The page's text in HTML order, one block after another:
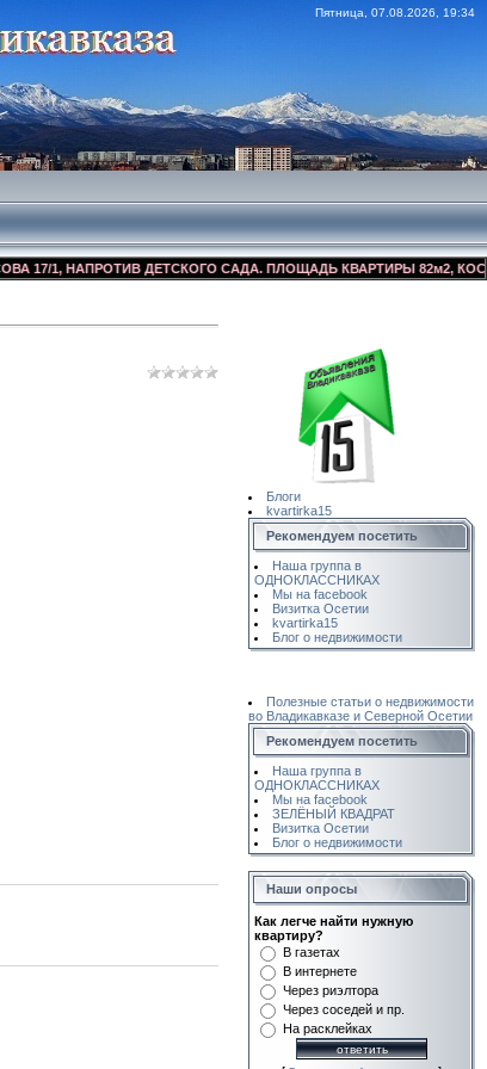
Пятница, 07.08.2026, 19:34
НАПРОТИВ ДЕТСКОГО САДА. ПЛОЩАДЬ КВАРТИРЫ 82м2,
Блоги
kvartirka15
Рекомендуем посетить
Наша группа в
ОДНОКЛАССНИКАХ
Мы на facebook
Визитка Осетии
kvartirka15
Блог о недвижимости
Полезные статьи о недвижимости
во Владикавказе и Северной Осетии
Рекомендуем посетить
Наша группа в
ОДНОКЛАССНИКАХ
Мы на facebook
ЗЕЛЁНЫЙ КВАДРАТ
Визитка Осетии
Блог о недвижимости
Наши опросы
Как легче найти нужную
квартиру?
В газетах
В интернете
Через риэлтора
Через соседей и пр.
На расклейках